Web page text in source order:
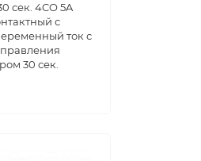
сек. 4CO 5A
с
ток с
30 сек.